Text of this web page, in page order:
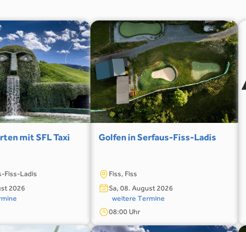
mit SFL Taxi
Fiss-Ladis
2026
Golfen in Serfaus-Fiss-Ladis
Fiss, Fiss
Sa, 08. August 2026
weitere Termine
08:00 Uhr